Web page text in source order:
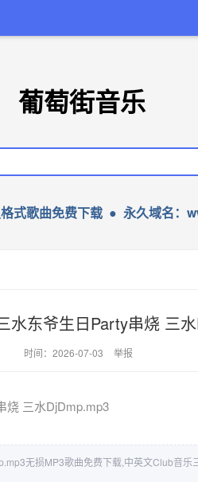
葡萄街音乐
式歌曲免费下载 ● 永久域名：
水东爷生日Party串烧 三
时间：2026-07-03 举报
烧 三水DjDmp.mp3
无损MP3歌曲免费下载,中英文Club音